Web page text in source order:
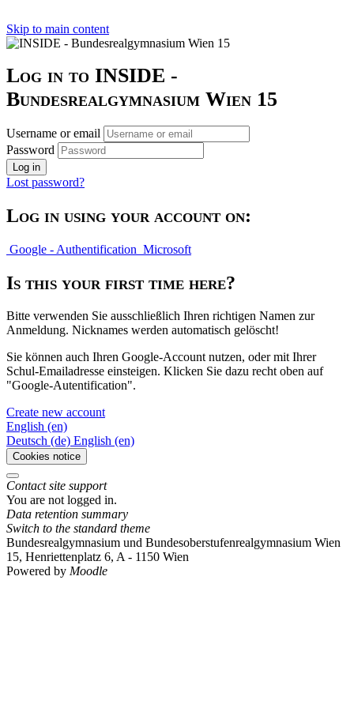
Skip to main content
Log in to INSIDE -
Bundesrealgymnasium Wien 15
Username or email
Password
Log in
Lost password?
Log in using your account on:
Google - Authentification Microsoft
Is this your first time here?
Bitte verwenden Sie ausschließlich Ihren richtigen Namen zur
Anmeldung. Nicknames werden automatisch gelöscht!
Sie können auch Ihren Google-Account nutzen, oder mit Ihrer
Schul-Emailadresse einsteigen. Klicken Sie dazu recht oben auf
"Google-Autentification".
Create new account
English ‎(en)‎
Deutsch ‎(de)‎ English ‎(en)‎
Cookies notice
Contact site support
You are not logged in.
Data retention summary
Switch to the standard theme
Bundesrealgymnasium und Bundesoberstufenrealgymnasium Wien
15, Henriettenplatz 6, A - 1150 Wien
Powered by Moodle